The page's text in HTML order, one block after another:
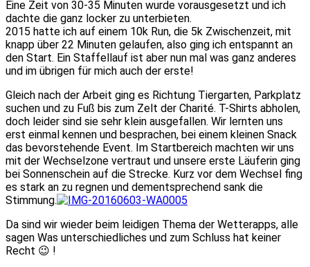
Eine Zeit von 30-35 Minuten wurde vorausgesetzt und ich
dachte die ganz locker zu unterbieten.
2015 hatte ich auf einem 10k Run, die 5k Zwischenzeit, mit
knapp über 22 Minuten gelaufen, also ging ich entspannt an
den Start. Ein Staffellauf ist aber nun mal was ganz anderes
und im übrigen für mich auch der erste!
Gleich nach der Arbeit ging es Richtung Tiergarten, Parkplatz
suchen und zu Fuß bis zum Zelt der Charité. T-Shirts abholen,
doch leider sind sie sehr klein ausgefallen. Wir lernten uns
erst einmal kennen und besprachen, bei einem kleinen Snack
das bevorstehende Event. Im Startbereich machten wir uns
mit der Wechselzone vertraut und unsere erste Läuferin ging
bei Sonnenschein auf die Strecke. Kurz vor dem Wechsel fing
es stark an zu regnen und dementsprechend sank die
Stimmung.
Da sind wir wieder beim leidigen Thema der Wetterapps, alle
sagen Was unterschiedliches und zum Schluss hat keiner
Recht 😉 !